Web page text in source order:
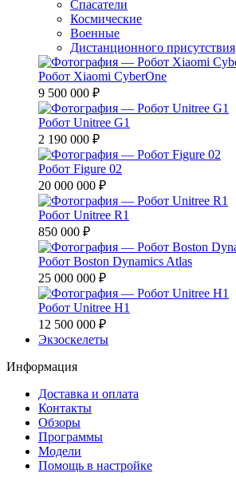
Спасатели
Космические
Военные
Дистанционного присутствия
Робот Xiaomi CyberOne
9 500 000 ₽
Робот Unitree G1
2 190 000 ₽
Робот Figure 02
20 000 000 ₽
Робот Unitree R1
850 000 ₽
Робот Boston Dynamics Atlas
25 000 000 ₽
Робот Unitree H1
12 500 000 ₽
Экзоскелеты
Информация
Доставка и оплата
Контакты
Обзоры
Программы
Модели
Помощь в настройке